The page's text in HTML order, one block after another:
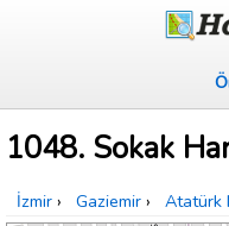
1048. Sokak
İzmir › Gaziemir › Atatürk